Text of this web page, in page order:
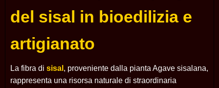
del sisal in bioedilizia e
artigianato
La fibra di sisal , proveniente dalla pianta Agave sisalana,
rappresenta una risorsa naturale di straordinaria